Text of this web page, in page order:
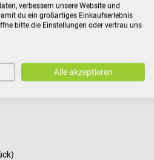
mit Perforation
verbessern unsere Website und
du ein großartiges Einkaufserlebnis
bitte die Einstellungen oder vertrau uns
Alle akzeptieren